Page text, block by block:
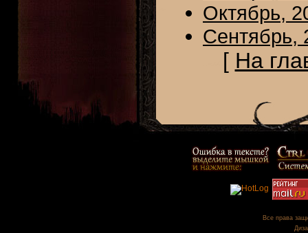
Октябрь,
Сентябрь,
[ На
Все права